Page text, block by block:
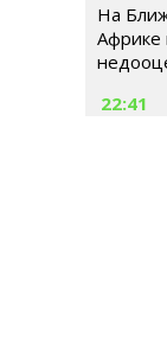
На
Африке
22:41